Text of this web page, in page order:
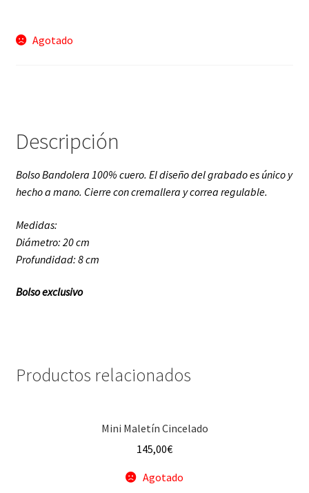
Agotado
Descripción
Bolso Bandolera 100% cuero. El diseño del grabado es único y
hecho a mano. Cierre con cremallera y correa regulable.
Medidas:
Diámetro: 20 cm
Profundidad: 8 cm
Bolso exclusivo
Productos relacionados
Mini Maletín Cincelado
145,00€
Agotado